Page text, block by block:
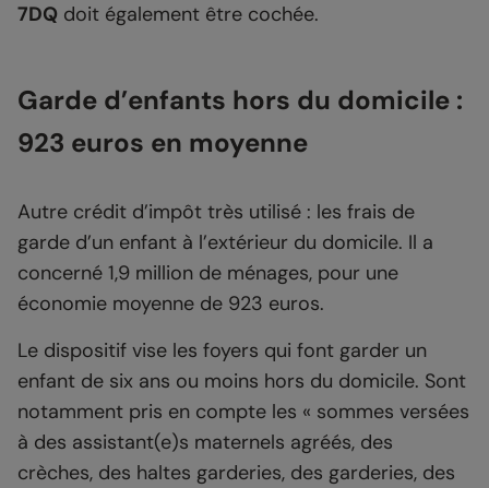
7DQ doit également être cochée.
Garde d’enfants hors du domicile :
923 euros en moyenne
Autre crédit d’impôt très utilisé : les frais de
garde d’un enfant à l’extérieur du domicile. Il a
concerné 1,9 million de ménages, pour une
économie moyenne de 923 euros.
Le dispositif vise les foyers qui font garder un
enfant de six ans ou moins hors du domicile. Sont
notamment pris en compte les « sommes versées
à des assistant(e)s maternels agréés, des
crèches, des haltes garderies, des garderies, des